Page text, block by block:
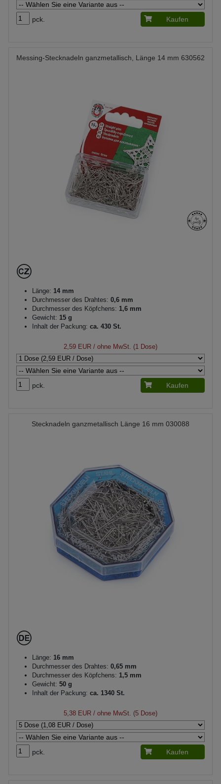
pck. Kaufen
Messing-Stecknadeln ganzmetallisch, Länge 14 mm 630562
Länge: 14 mm
Durchmesser des Drahtes: 0,6 mm
Durchmesser des Köpfchens: 1,6 mm
Gewicht: 15 g
Inhalt der Packung: ca. 430 St.
2,59 EUR / ohne MwSt. (1 Dose)
pck. Kaufen
Stecknadeln ganzmetallisch Länge 16 mm 030088
Länge: 16 mm
Durchmesser des Drahtes: 0,65 mm
Durchmesser des Köpfchens: 1,5 mm
Gewicht: 50 g
Inhalt der Packung: ca. 1340 St.
5,38 EUR / ohne MwSt. (5 Dose)
pck. Kaufen